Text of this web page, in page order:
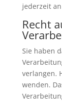
jederzeit
Recht
Sie haben
verlangen.
wenden.